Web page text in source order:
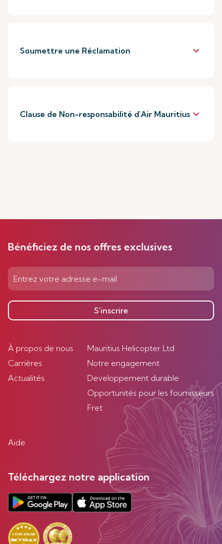
Soumettre une Réclamation keyboard_arrow_down
Clause de Non-responsabilité d'Air Mauritius keyboard_arrow_down
Bénéficiez de nos offres exclusives
S’inscrire
À propos de nous
Carrières
Actualités
Mauritius Helicopter Ltd
Notre engagement
Developpement durable
Opportunités pour les fournisseurs
Fret
Aide
Téléchargez notre application